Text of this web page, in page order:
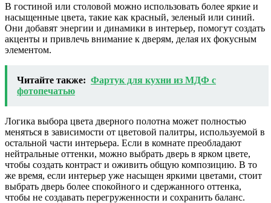
В гостиной или столовой можно использовать более яркие и
насыщенные цвета, такие как красный, зеленый или синий.
Они добавят энергии и динамики в интерьер, помогут создать
акценты и привлечь внимание к дверям, делая их фокусным
элементом.
Читайте также: Фартук для кухни из МДФ с
фотопечатью
Логика выбора цвета дверного полотна может полностью
меняться в зависимости от цветовой палитры, используемой в
остальной части интерьера. Если в комнате преобладают
нейтральные оттенки, можно выбрать дверь в ярком цвете,
чтобы создать контраст и оживить общую композицию. В то
же время, если интерьер уже насыщен яркими цветами, стоит
выбрать дверь более спокойного и сдержанного оттенка,
чтобы не создавать перегруженности и сохранить баланс.